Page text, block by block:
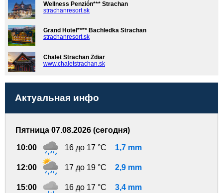
Wellness Penzión*** Strachan
strachanresort.sk
Grand Hotel**** Bachledka Strachan
strachanresort.sk
Chalet Strachan Ždiar
www.chaletstrachan.sk
Актуальная инфо
Пятница 07.08.2026 (сегодня)
10:00 16 до 17 °C 1,7 mm
12:00 17 до 19 °C 2,9 mm
15:00 16 до 17 °C 3,4 mm